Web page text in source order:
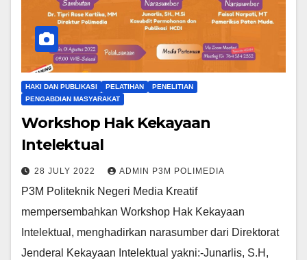
HAKI DAN PUBLIKASI PELATIHAN
PENELITIAN
PENGABDIAN MASYARAKAT
Workshop Hak Kekayaan
Intelektual
28 JULY 2022 ADMIN P3M POLIMEDIA
P3M Politeknik Negeri Media Kreatif
mempersembahkan Workshop Hak Kekayaan
Intelektual, menghadirkan narasumber dari Direktorat
Jenderal Kekayaan Intelektual yakni:-Junarlis, S.H,